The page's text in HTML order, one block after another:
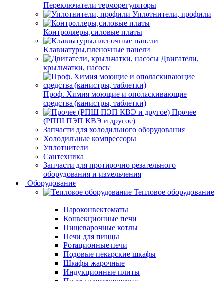
Переключатели терморегуляторы
Уплотнители, профили
Контроллеры,силовые платы
Клавиатуры,пленочные панели
Двигатели,
крыльчатки, насосы
Проф. Химия моющие и ополаскивающие
средства (канистры, таблетки)
Прочее
(РПШ ПЭП КВЭ и другое)
Запчасти для холодильного оборудования
Холодильные компрессоры
Уплотнители
Сантехника
Запчасти для протирочно резательного
оборудования и измельчения
Оборудование
Тепловое оборудование
Пароконвектоматы
Конвекционные печи
Пищеварочные котлы
Печи для пиццы
Ротационные печи
Подовые пекарские шкафы
Шкафы жарочные
Индукционные плиты